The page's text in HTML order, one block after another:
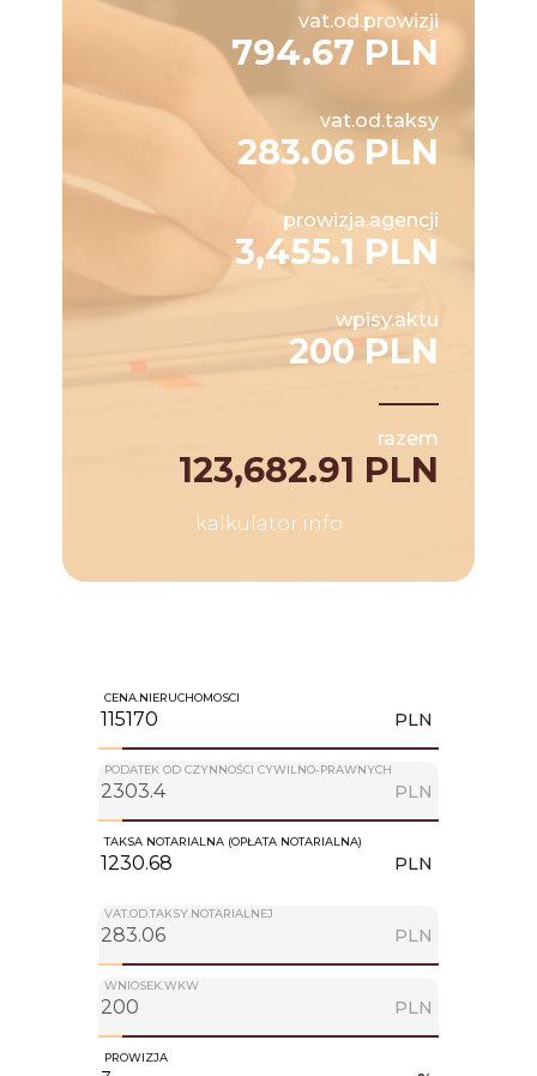
vat.od.prowizji
794.67 PLN
vat.od.taksy
283.06 PLN
prowizja.agencji
3,455.1 PLN
wpisy.aktu
200 PLN
razem
123,682.91 PLN
kalkulator.info
CENA.NIERUCHOMOSCI
PLN
PODATEK OD CZYNNOŚCI CYWILNO-PRAWNYCH
PLN
TAKSA NOTARIALNA (OPŁATA NOTARIALNA)
PLN
VAT.OD.TAKSY.NOTARIALNEJ
PLN
WNIOSEK.WKW
PLN
PROWIZJA